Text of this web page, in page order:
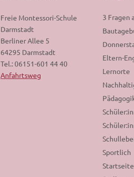
Freie Montessori-Schule
Darmstadt
Berliner Allee 5
64295 Darmstadt
Tel.: 06151-601 44 40
Anfahrtsweg
3 Fragen
Eltern-
Lernorte
Sportlich
Startseite